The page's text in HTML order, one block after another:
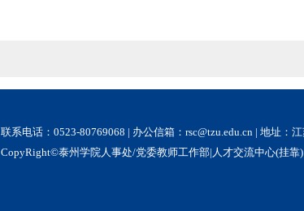
联系电话：0523-80769068 | 办公信箱：rsc@tzu.edu.cn | 地址：
CopyRight©泰州学院人事处/党委教师工作部|人才交流中心(挂靠